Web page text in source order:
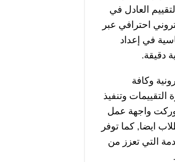
العادل في
احترافي عبر
في إعداد
دقيقة.
وكافة
التقييمات وتنفيذ
واجهة عمل
ايضا, كما توفر
التي تعزز من